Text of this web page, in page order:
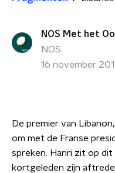
NOS Met het
NOS
16 november
De premier van
om met de Franse
spreken. Hariri zit op dit
kortgeleden zijn